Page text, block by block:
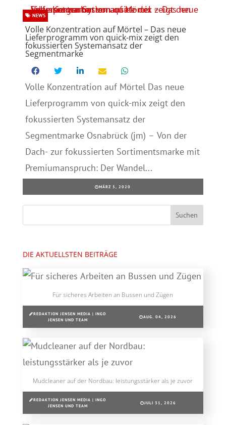
Volle Konzentration auf Mörtel – Das neue
Lieferprogramm von quick-mix zeigt den
fokussierten Systemansatz der
Segmentmarke
NEWS
Volle Konzentration auf Mörtel Das neue
Lieferprogramm von quick-mix zeigt den
fokussierten Systemansatz der
Segmentmarke Osnabrück (jm) – Von der
Dach- zur fokussierten Sortimentsmarke mit
Premiumanspruch: Der Wandel...
MÄRZ 5, 2020
DIE AKTUELLSTEN BEITRÄGE
Für sicheres Arbeiten an Bussen und Zügen
REDAKTION JENSEN MEDIA | INGO
JENSEN UND TEAM
AUG. 04, 2026
Mudcleaner auf der Nordbau: leistungsstärker als je zuvor
REDAKTION JENSEN MEDIA | INGO
JENSEN UND TEAM
JULI 31, 2026